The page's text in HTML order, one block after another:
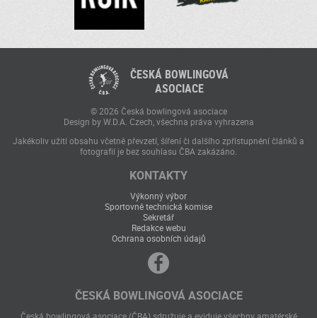
ČESKÁ BOWLINGOVÁ
ASOCIACE
© 2026 Česká bowlingová asociace
Design by W.D.A. Czech, všechna práva vyhrazena
Jakékoliv užití obsahu včetně převzetí, šíření či dalšího zpřístupnění článků a
fotografií je bez souhlasu ČBA zakázáno.
KONTAKTY
Výkonný výbor
Sportovně technická komise
Sekretář
Redakce webu
Ochrana osobních údajů
ČESKÁ BOWLINGOVÁ ASOCIACE
Česká bowlingová asociace (ČBA) sdružuje a eviduje všechny amatérské